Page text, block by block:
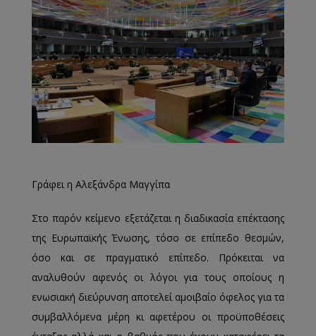
Γράφει η Αλεξάνδρα Μαγγίπα
Στο παρόν κείμενο εξετάζεται η διαδικασία επέκτασης
της Ευρωπαϊκής Ένωσης, τόσο σε επίπεδο θεσμών,
όσο και σε πραγματικό επίπεδο. Πρόκειται να
αναλυθούν αφενός οι λόγοι για τους οποίους η
ενωσιακή διεύρυνση αποτελεί αμοιβαίο όφελος για τα
συμβαλλόμενα μέρη κι αφετέρου οι προϋποθέσεις